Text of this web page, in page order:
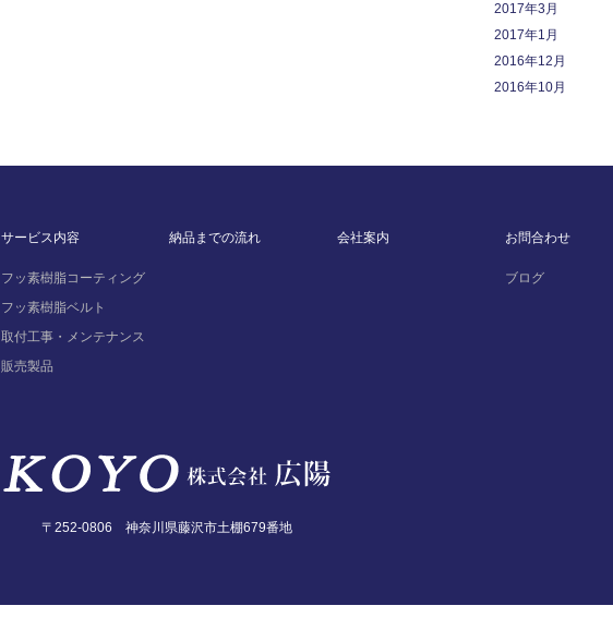
2017年3月
2017年1月
2016年12月
2016年10月
サービス内容
フッ素樹脂コーティング
フッ素樹脂ベルト
取付工事・メンテナンス
販売製品
納品までの流れ 会社案内 お問合わせ
ブログ
〒252-0806 神奈川県藤沢市土棚679番地